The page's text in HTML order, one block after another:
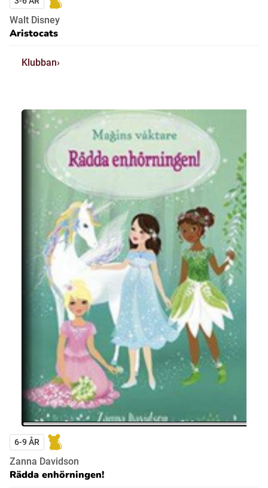
Walt Disney
Aristocats
Klubban
6-9 ÅR
Zanna Davidson
Rädda enhörningen!